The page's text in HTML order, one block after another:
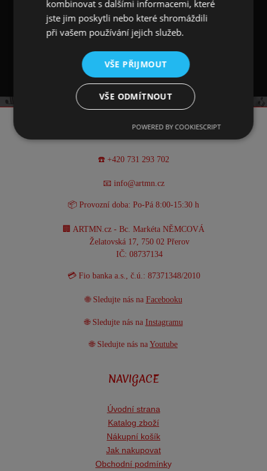
ovázána stužkou. Je vysoká 15 cm, průměr
kulatého profilu má 7 cm.
Bez použití lepidel a laku.
KONTAKT
☎️ +420 731 293 702
📧 info@artmn.cz
📦 Provozní doba: Po-Pá 8:00-15:30 h
🏢 ARTMN.cz - Bc. Markéta NĚMCOVÁ
Želatovská 17, 750 02 Přerov
IČ: 08737134
💳 Fio banka a.s., č.ú.: 87371348/2010
🌐 Sledujte nás na Facebooku
🌐 Sledujte nás na Instagramu
🌐 Sledujte nás na Youtube
NAVIGACE
Úvodní strana
Katalog zboží
Nákupní košík
Jak nakupovat
Obchodní podmínky
kombinovat s dalšími informacemi, které
jste jim poskytli nebo které shromáždili
při vašem používání jejich služeb.
VŠE PŘIJMOUT
VŠE ODMÍTNOUT
POWERED BY COOKIESCRIPT